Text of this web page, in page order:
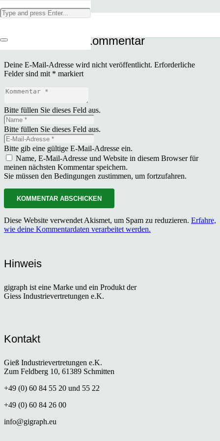
Schreibe einen Kommentar
Deine E-Mail-Adresse wird nicht veröffentlicht. Erforderliche
Felder sind mit * markiert
Bitte füllen Sie dieses Feld aus.
Bitte füllen Sie dieses Feld aus.
Bitte gib eine gültige E-Mail-Adresse ein.
Name, E-Mail-Adresse und Website in diesem Browser für
meinen nächsten Kommentar speichern.
Sie müssen den Bedingungen zustimmen, um fortzufahren.
KOMMENTAR ABSCHICKEN
Diese Website verwendet Akismet, um Spam zu reduzieren. Erfahre,
wie deine Kommentardaten verarbeitet werden.
Hinweis
gigraph ist eine Marke und ein Produkt der
Giess Industrievertretungen e.K.
Kontakt
Gieß Industrievertretungen e.K.
Zum Feldberg 10, 61389 Schmitten
+49 (0) 60 84 55 20 und 55 22
+49 (0) 60 84 26 00
info@gigraph.eu